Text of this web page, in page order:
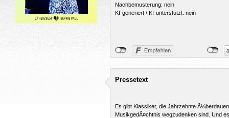
Nachbemusterung: nein
KI-generiert / KI-unterstützt: nein
Pressetext
Es gibt Klassiker, die Jahrzehnte
MusikgedÃ¤chtnis wegzudenken sind. Und